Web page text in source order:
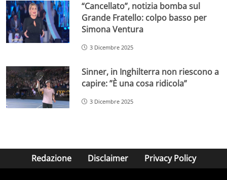
“Cancellato”, notizia bomba sul
Grande Fratello: colpo basso per
Simona Ventura
3 Dicembre 2025
Sinner, in Inghilterra non riescono a
capire: ”È una cosa ridicola”
3 Dicembre 2025
Redazione Disclaimer Privacy Policy